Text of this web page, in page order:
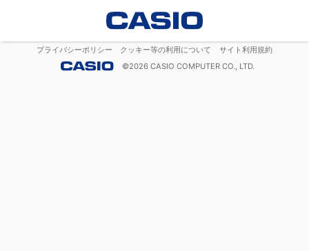
プライバシーポリシー クッキー等の利用について
サイト利用規約
©2026 CASIO COMPUTER CO., LTD.